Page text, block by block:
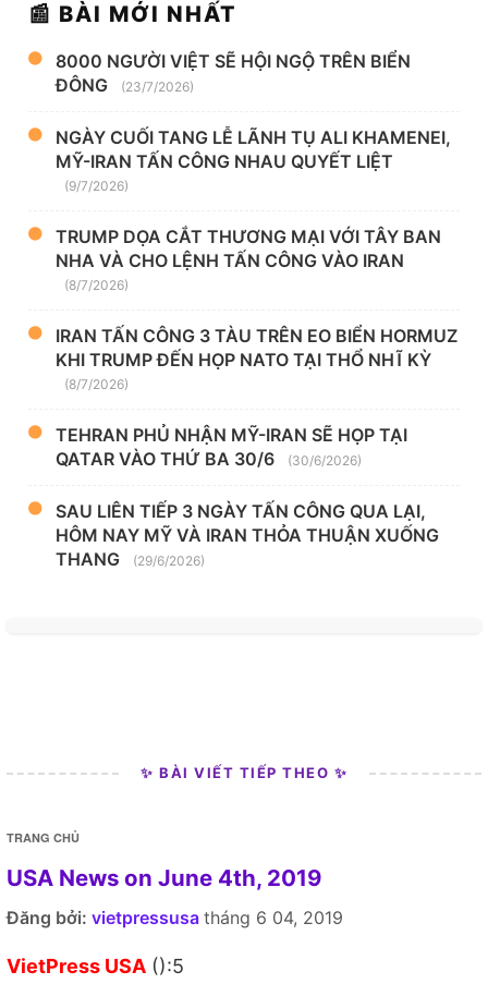
📰 BÀI MỚI NHẤT
8000 NGƯỜI VIỆT SẼ HỘI NGỘ TRÊN BIỂN
ĐÔNG
(23/7/2026)
NGÀY CUỐI TANG LỄ LÃNH TỤ ALI KHAMENEI,
MỸ-IRAN TẤN CÔNG NHAU QUYẾT LIỆT
(9/7/2026)
TRUMP DỌA CẮT THƯƠNG MẠI VỚI TÂY BAN
NHA VÀ CHO LỆNH TẤN CÔNG VÀO IRAN
(8/7/2026)
IRAN TẤN CÔNG 3 TÀU TRÊN EO BIỂN HORMUZ
KHI TRUMP ĐẾN HỌP NATO TẠI THỔ NHĨ KỲ
(8/7/2026)
TEHRAN PHỦ NHẬN MỸ-IRAN SẼ HỌP TẠI
QATAR VÀO THỨ BA 30/6
(30/6/2026)
SAU LIÊN TIẾP 3 NGÀY TẤN CÔNG QUA LẠI,
HÔM NAY MỸ VÀ IRAN THỎA THUẬN XUỐNG
THANG
(29/6/2026)
✨ BÀI VIẾT TIẾP THEO ✨
TRANG CHỦ
USA News on June 4th, 2019
Đăng bởi: vietpressusa tháng 6 04, 2019
VietPress USA ():5